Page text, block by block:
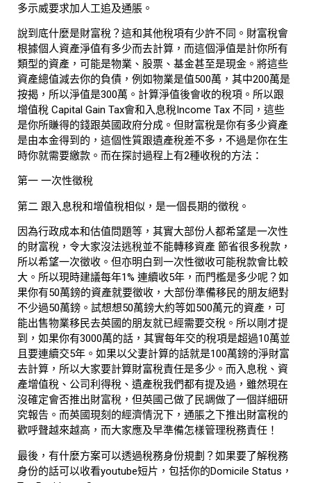
多示威要求加人工追及通脹。
說到底什麼是財富稅？這和其他稅項有少許不同。財富稅會
根據個人資產淨值有多少而去計算，而這個淨值是計你所有
類型的資產，可能是物業、股票、基金甚至是現金。將這些
資產總值減去你的負債，例如物業是值500萬，其中200萬是
按揭，所以淨值是300萬。計算淨值後會收的稅項。所以跟
增值稅 Capital Gain Tax會和入息稅Income Tax 不同，這些
是你所賺得的錢跟英國政府分成。但財富稅是你有多少資產
是由本金得到的，這個性質跟遺產稅差不多，不過是你在生
時你就需要繳款。而在探討過程上有2種收稅的方法：
第一 一次性徵稅
第二 跟入息稅和增值稅相似，是一個長期的徵稅。
因為行政成本和估值問題等，其實大部份人都希望是一次性
的財富稅，令大家沒法逃稅並不能轉移資產 節省很多稅款，
所以希望一次徵收。但亦明白到一次性徵收可能稅款會比較
大。所以現時建議每年1% 連續收5年，而門檻是多少呢？如
果你有50萬鎊的資產就要徵收，大部份準備移民的朋友絕對
不少過50萬鎊。試想想50萬鎊大約等如500萬元的資產，可
能出售物業移民去英國的朋友就已經需要交稅。所以剛才提
到，如果你有3000萬的話，其實每年交的稅項是超過10萬並
且要連續交5年。如果以父妻計算的話就是100萬鎊的淨財富
去計算，所以大家要計算財富稅責任是多少。而入息稅、資
產增值稅、公司利得稅、遺產稅我們都有提及過，雖然現在
沒確定會否推出財富稅，但英國己做了民調做了一個詳細研
究報告。而英國現刻的經濟情況下，通脹之下推出財富稅的
歡呼聲越來越高，而大家應及早準備怎樣管理稅務責任！
最後，有什麼方案可以透過稅務身份規劃？如果要了解稅務
身份的話可以收看youtube短片，包括你的Domicile Status，